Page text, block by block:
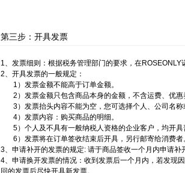
第三步：开具发票
1、发票细则：根据税务管理部门的要求，在ROSEONLY
2、开具发票的一般规定：
1）发票金额不能高于订单金额。
2）发票金额只包含商品本身的金额，不含运费、优惠
3）发票抬头内容不能为空，您可选择个人、公司名称
4）发票内容：购买商品的明细。
5）个人及不具有一般纳税人资格的企业客户，均开具
6）发票将在订单签收结束后开具，另行邮寄给消费者
3、申请补开的发票的规定: 请于商品签收一个月内申请
4、申请换开发票的情况：收到发票后一个月内，若发现
回的发票后尽快开具新发票。